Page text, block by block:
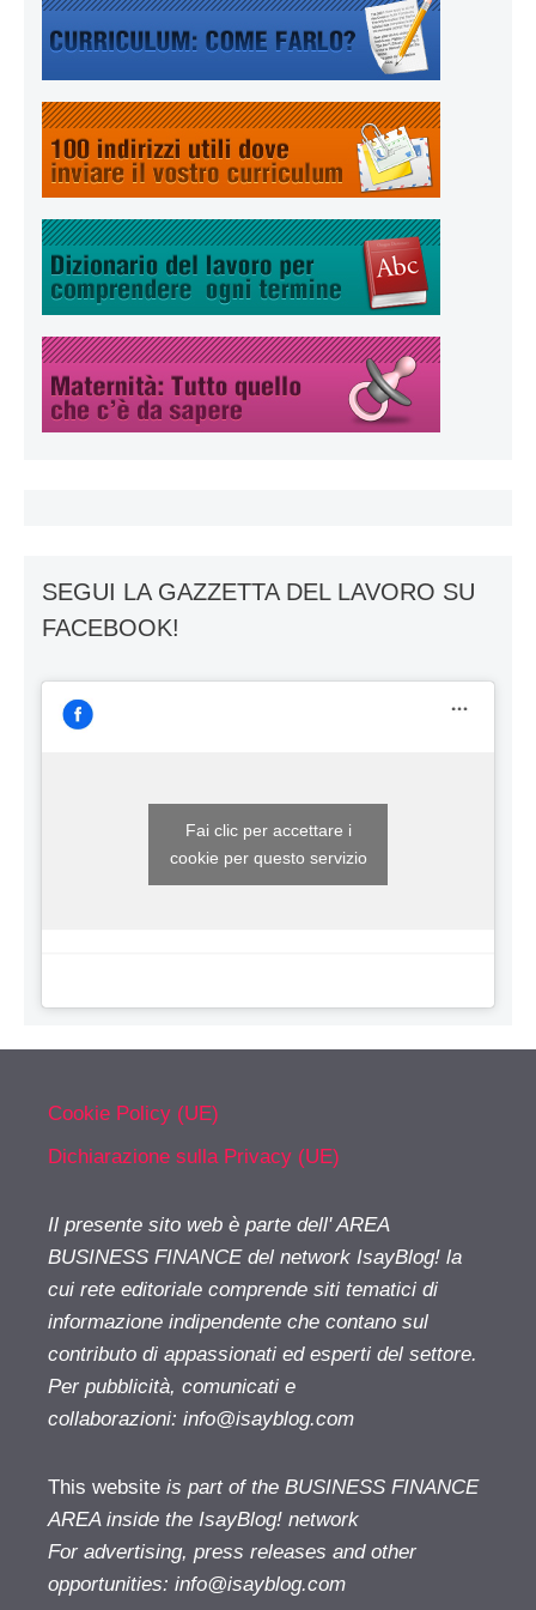
SEGUI LA GAZZETTA DEL LAVORO SU
FACEBOOK!
Fai clic per accettare i
cookie per questo servizio
Cookie Policy (UE)
Dichiarazione sulla Privacy (UE)
Il presente sito web è parte dell' AREA
BUSINESS FINANCE del network IsayBlog! la
cui rete editoriale comprende siti tematici di
informazione indipendente che contano sul
contributo di appassionati ed esperti del settore.
Per pubblicità, comunicati e
collaborazioni: info@isayblog.com
This website is part of the BUSINESS FINANCE
AREA inside the IsayBlog! network
For advertising, press releases and other
opportunities: info@isayblog.com